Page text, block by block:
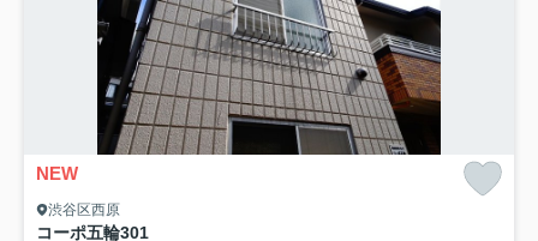
NEW
渋谷区西原
コーポ五輪301